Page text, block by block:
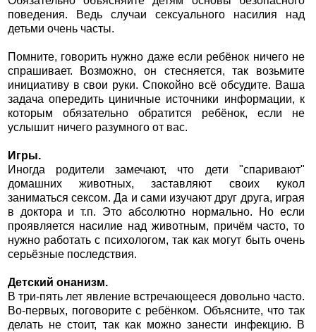
поведения. Ведь случаи сексуального насилия над
детьми очень часты.
Помните, говорить нужно даже если ребёнок ничего не
спрашивает. Возможно, он стесняется, так возьмите
инициативу в свои руки. Спокойно всё обсудите. Ваша
задача опередить циничные источники информации, к
которым обязательно обратится ребёнок, если не
услышит ничего разумного от вас.
Игры.
Иногда родители замечают, что дети "спаривают"
домашних животных, заставляют своих кукол
заниматься сексом. Да и сами изучают друг друга, играя
в доктора и т.п. Это абсолютно нормально. Но если
проявляется насилие над животным, причём часто, то
нужно работать с психологом, так как могут быть очень
серьёзные последствия.
Детский онанизм.
В три-пять лет явление встречающееся довольно часто.
Во-первых, поговорите с ребёнком. Объясните, что так
делать не стоит, так как можно занести инфекцию. В